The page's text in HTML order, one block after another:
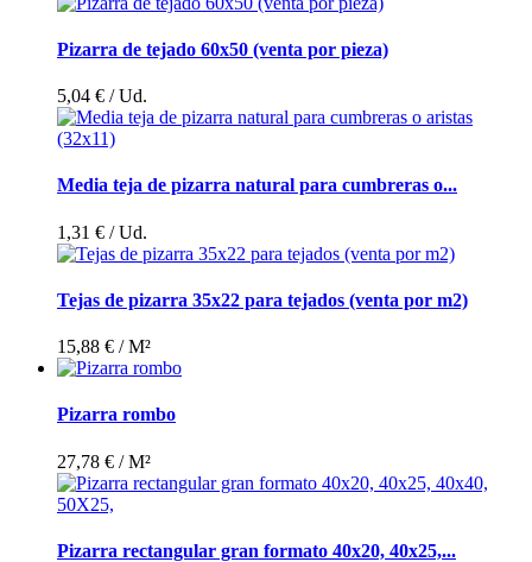
Pizarra de tejado 60x50 (venta por pieza)
5,04 € / Ud.
Media teja de pizarra natural para cumbreras o...
1,31 € / Ud.
Tejas de pizarra 35x22 para tejados (venta por m2)
15,88 € / M²
Pizarra rombo
27,78 € / M²
Pizarra rectangular gran formato 40x20, 40x25,...